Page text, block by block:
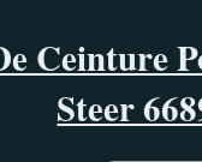
Ceinture
Steer